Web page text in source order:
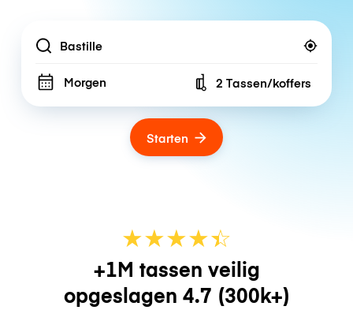
Location
Morgen Number of bags
2 Tassen/koffers
Starten
★★★★☆
★
+1M tassen veilig
opgeslagen 4.7 (300k+)